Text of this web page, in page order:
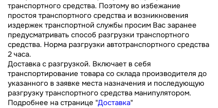
транспортного средства. Поэтому во избежание
простоя транспортного средства и возникновения
издержек транспортной службы просим Вас заранее
предусматривать способ разгрузки транспортного
средства. Норма разгрузки автотранспортного средства
2 часа.
Доставка с разгрузкой. Включает в себя
транспортирование товара со склада производителя до
указанного в заявке места назначения и последующую
разгрузку транспортного средства манипулятором.
Подробнее на странице "Доставка"